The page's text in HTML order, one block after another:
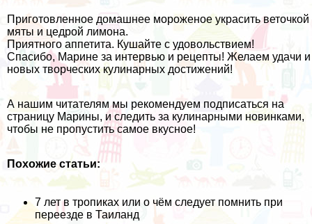
Приготовленное домашнее мороженое украсить веточкой
мяты и цедрой лимона.
Приятного аппетита. Кушайте с удовольствием!
Спасибо, Марине за интервью и рецепты! Желаем удачи и
новых творческих кулинарных достижений!
А нашим читателям мы рекомендуем подписаться на
страницу Марины, и следить за кулинарными новинками,
чтобы не пропустить самое вкусное!
Похожие статьи:
7 лет в тропиках или о чём следует помнить при
переезде в Таиланд